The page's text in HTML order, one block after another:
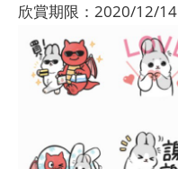
欣賞期限：2020/12/14